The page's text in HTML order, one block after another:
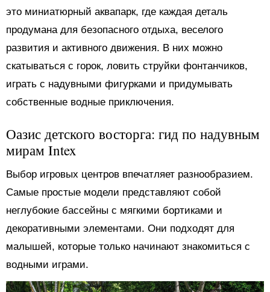
это миниатюрный аквапарк, где каждая деталь
продумана для безопасного отдыха, веселого
развития и активного движения. В них можно
скатываться с горок, ловить струйки фонтанчиков,
играть с надувными фигурками и придумывать
собственные водные приключения.
Оазис детского восторга: гид по надувным
мирам Intex
Выбор игровых центров впечатляет разнообразием.
Самые простые модели представляют собой
неглубокие бассейны с мягкими бортиками и
декоративными элементами. Они подходят для
малышей, которые только начинают знакомиться с
водными играми.